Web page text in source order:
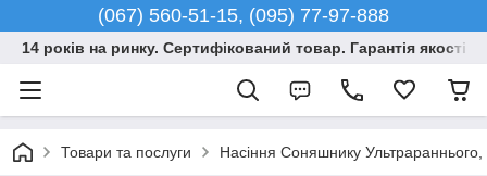
(067) 560-51-15, (095) 77-97-888
14 років на ринку. Сертифікований товар. Гарантія якості
Товари та послуги Насіння Соняшнику Ультрараннього,